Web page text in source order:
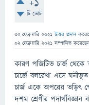
টি ভোট
02 ফেব্রুয়ারি 2021 উত্তর প্রদান
02 ফেব্রুয়ারি 2021 সম্পাদিত
কারণ পজিটিভ চার্জ
চার্জে বলরেখা এসে
চার্জ একে অপরের তড়িৎ
দশম শ্রেণীর